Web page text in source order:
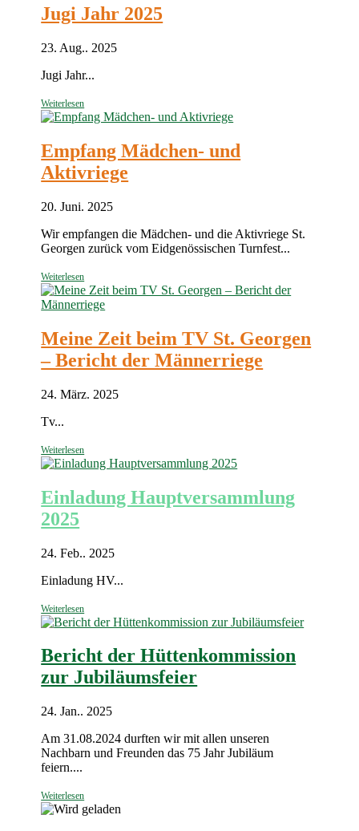
Jugi Jahr 2025
23. Aug.. 2025
Jugi Jahr...
Weiterlesen
Empfang Mädchen- und
Aktivriege
20. Juni. 2025
Wir empfangen die Mädchen- und die Aktivriege St.
Georgen zurück vom Eidgenössischen Turnfest...
Weiterlesen
Meine Zeit beim TV St. Georgen
– Bericht der Männerriege
24. März. 2025
Tv...
Weiterlesen
Einladung Hauptversammlung
2025
24. Feb.. 2025
Einladung HV...
Weiterlesen
Bericht der Hüttenkommission
zur Jubiläumsfeier
24. Jan.. 2025
Am 31.08.2024 durften wir mit allen unseren
Nachbarn und Freunden das 75 Jahr Jubiläum
feiern....
Weiterlesen